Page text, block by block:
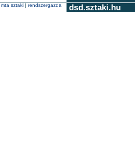
dsd.sztaki.hu
mta sztaki | rendszergazda